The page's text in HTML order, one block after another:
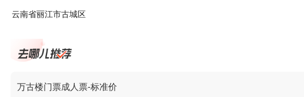
云南省丽江市古城区
万古楼门票成人票-标准价